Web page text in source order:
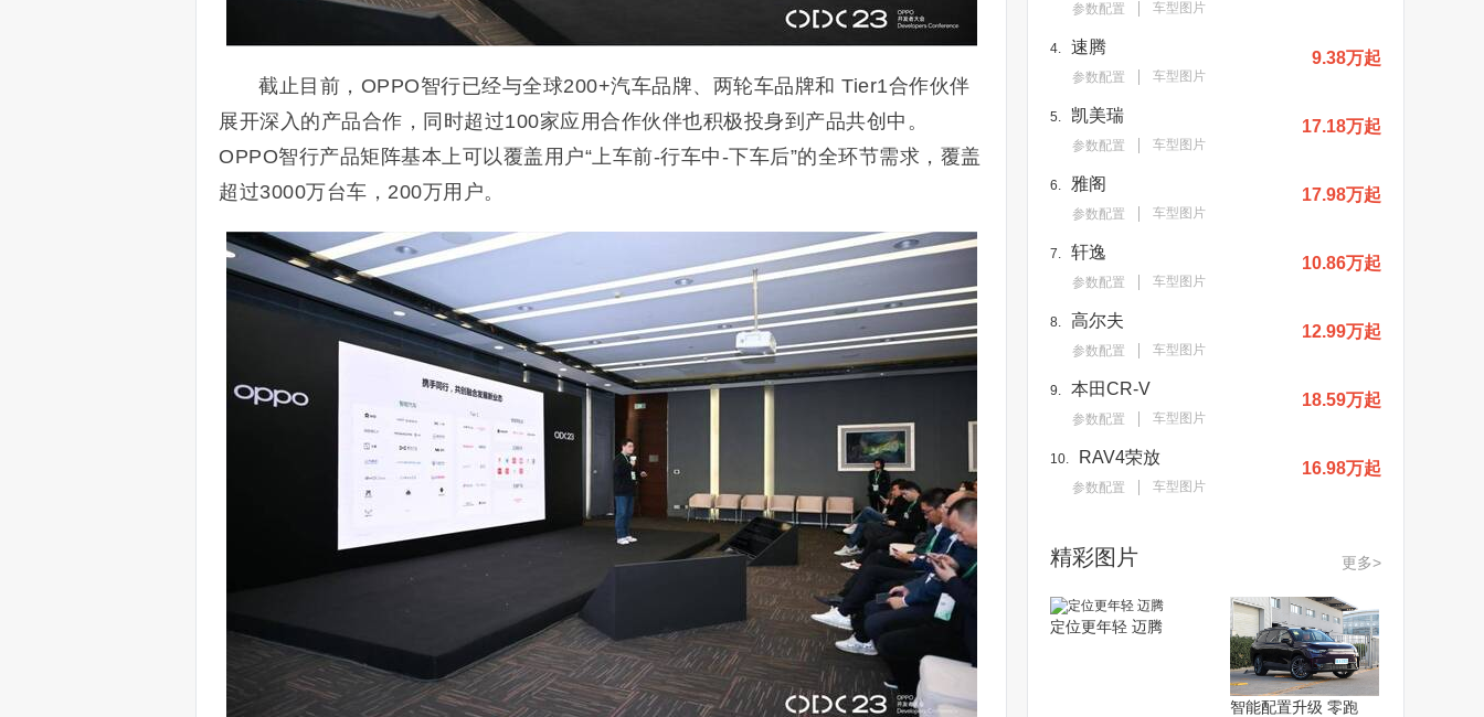
截止目前，OPPO智行已经与全球200+汽车品牌、两轮车品牌和 Tier1合作伙伴
展开深入的产品合作，同时超过100家应用合作伙伴也积极投身到产品共创中。
OPPO智行产品矩阵基本上可以覆盖用户“上车前-行车中-下车后”的全环节需求，覆盖
超过3000万台车，200万用户。
参数配置 车型图片
4. 速腾
参数配置 车型图片
9.38万起
5. 凯美瑞
参数配置 车型图片
17.18万起
6. 雅阁
参数配置 车型图片
17.98万起
7. 轩逸
参数配置 车型图片
10.86万起
8. 高尔夫
参数配置 车型图片
12.99万起
9. 本田CR-V
参数配置 车型图片
18.59万起
10. RAV4荣放
参数配置 车型图片
16.98万起
精彩图片 更多>
定位更年轻 迈腾
智能配置升级 零跑